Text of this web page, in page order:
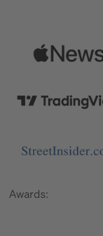
Awards: